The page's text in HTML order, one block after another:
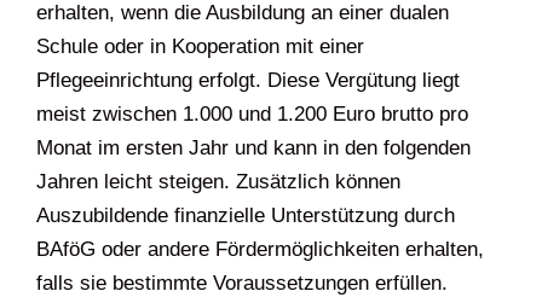
erhalten, wenn die Ausbildung an einer dualen
Schule oder in Kooperation mit einer
Pflegeeinrichtung erfolgt. Diese Vergütung liegt
meist zwischen 1.000 und 1.200 Euro brutto pro
Monat im ersten Jahr und kann in den folgenden
Jahren leicht steigen. Zusätzlich können
Auszubildende finanzielle Unterstützung durch
BAföG oder andere Fördermöglichkeiten erhalten,
falls sie bestimmte Voraussetzungen erfüllen.